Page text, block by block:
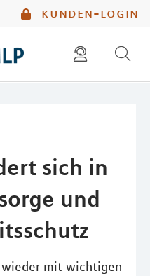
kunden-login
sich in
und
wieder mit wichtigen